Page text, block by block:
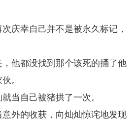
庆幸自己并不是被永久标记，
他都没找到那个该死的捅了他
。
当自己被猪拱了一次。
外的收获，向灿灿惊诧地发现